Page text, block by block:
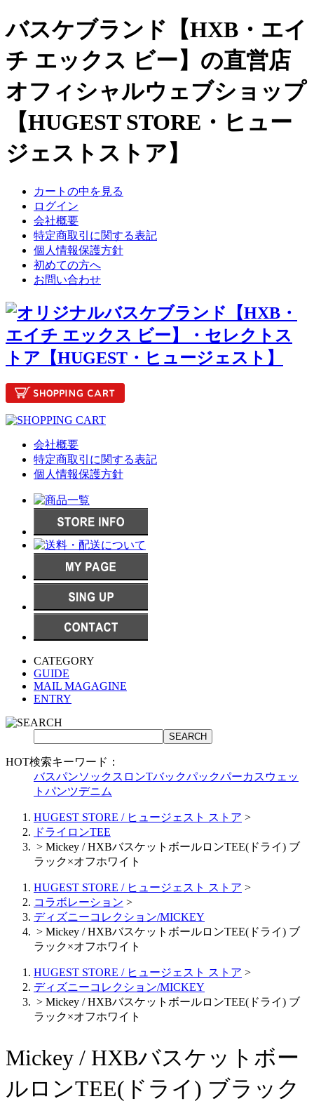
バスケブランド【HXB・エイ
チ エックス ビー】の直営店
オフィシャルウェブショップ
【HUGEST STORE・ヒュー
ジェストストア】
カートの中を見る
ログイン
会社概要
特定商取引に関する表記
個人情報保護方針
初めての方へ
お問い合わせ
会社概要
特定商取引に関する表記
個人情報保護方針
CATEGORY
GUIDE
MAIL MAGAGINE
ENTRY
HOT検索キーワード：
バスパンソックス ロンTバックパックパーカ スウェッ
トパンツデニム
HUGEST STORE / ヒュージェスト ストア >
ドライロンTEE
> Mickey / HXBバスケットボールロンTEE(ドライ) ブ
ラック×オフホワイト
HUGEST STORE / ヒュージェスト ストア >
コラボレーション >
ディズニーコレクション/MICKEY
> Mickey / HXBバスケットボールロンTEE(ドライ) ブ
ラック×オフホワイト
HUGEST STORE / ヒュージェスト ストア >
ディズニーコレクション/MICKEY
> Mickey / HXBバスケットボールロンTEE(ドライ) ブ
ラック×オフホワイト
Mickey / HXBバスケットボー
ルロンTEE(ドライ) ブラック